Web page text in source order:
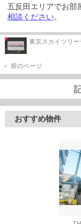
五反田エリアでお部
相談ください。
東京スカイツリー
＜ 前のページ
おすすめ物件